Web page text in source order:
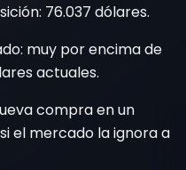
76.037 dólares.
muy por encima de
actuales.
compra en un
el mercado la ignora a